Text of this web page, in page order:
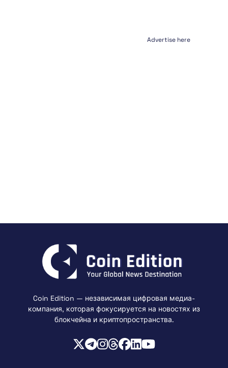
Advertise here
Coin Edition — независимая цифровая медиа-
компания, которая фокусируется на новостях из
блокчейна и криптопространства.